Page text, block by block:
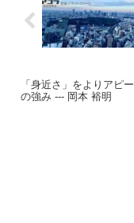
「身近さ」をよりアピ
の強み --- 岡本 裕明